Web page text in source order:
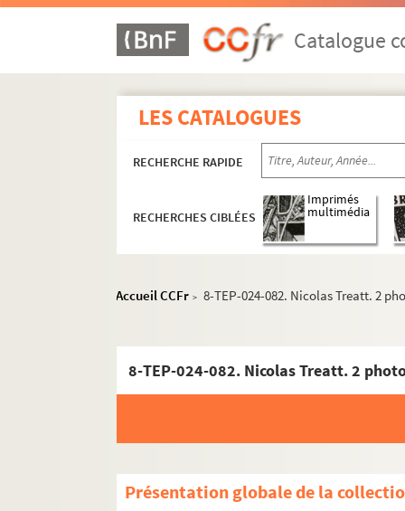
Catalogue
LES CATALOGUES
RECHERCHE RAPIDE
RECHERCHES CIBLÉES
Imprimés
multimédia
Accueil CCFr > 8-TEP-024-082. Nicolas Treatt. 2
8-TEP-024-082. Nicolas Treatt. 2
Présentation globale de la